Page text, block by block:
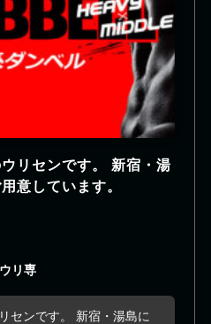
１日だけでも大歓迎で
払いになります。 待機も
だけで稼げます。月60万
。 大変人手不足でスタッ
お返事頂けましたら幸い
す。
リセンです。 新宿・湯
意しています。
リ専
センです。 新宿・湯島に